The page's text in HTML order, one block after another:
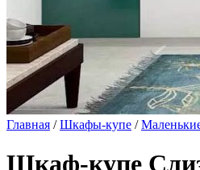
Главная /Шкафы-купе /
Шкаф-купе